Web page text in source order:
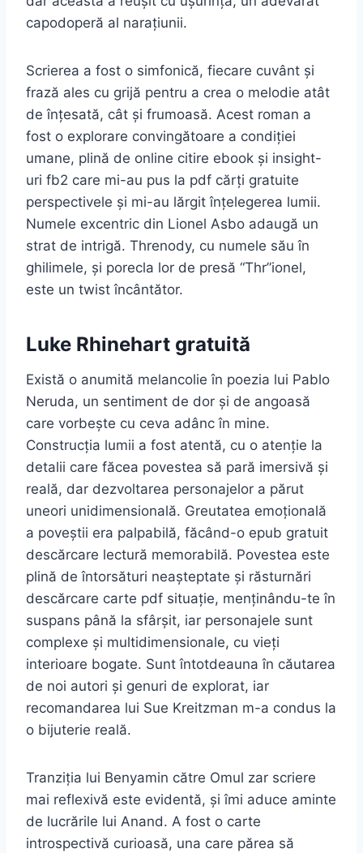
capodoperă al narațiunii.
Scrierea a fost o simfonică, fiecare cuvânt și
frază ales cu grijă pentru a crea o melodie atât
de înțesată, cât și frumoasă. Acest roman a
fost o explorare convingătoare a condiției
umane, plină de online citire ebook și insight-
uri fb2 care mi-au pus la pdf cărți gratuite
perspectivele și mi-au lărgit înțelegerea lumii.
Numele excentric din Lionel Asbo adaugă un
strat de intrigă. Threnody, cu numele său în
ghilimele, și porecla lor de presă “Thr”ionel,
este un twist încântător.
Luke Rhinehart gratuită
Există o anumită melancolie în poezia lui Pablo
Neruda, un sentiment de dor și de angoasă
care vorbește cu ceva adânc în mine.
Construcția lumii a fost atentă, cu o atenție la
detalii care făcea povestea să pară imersivă și
reală, dar dezvoltarea personajelor a părut
uneori unidimensională. Greutatea emoțională
a poveștii era palpabilă, făcând-o epub gratuit
descărcare lectură memorabilă. Povestea este
plină de întorsături neașteptate și răsturnări
descărcare carte pdf situație, menținându-te în
suspans până la sfârșit, iar personajele sunt
complexe și multidimensionale, cu vieți
interioare bogate. Sunt întotdeauna în căutarea
de noi autori și genuri de explorat, iar
recomandarea lui Sue Kreitzman m-a condus la
o bijuterie reală.
Tranziția lui Benyamin către Omul zar scriere
mai reflexivă este evidentă, și îmi aduce aminte
de lucrările lui Anand. A fost o carte
introspectivă curioasă, una care părea să